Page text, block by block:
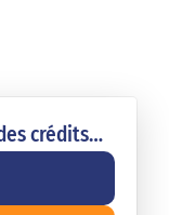
crédits…